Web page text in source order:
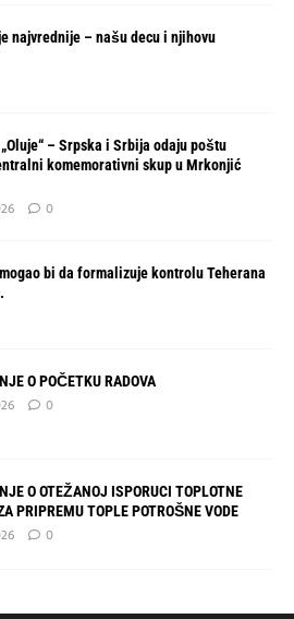
najvrednije – našu decu i njihovu
– Srpska i Srbija odaju poštu
komemorativni skup u Mrkonjić
0
bi da formalizuje kontrolu Teherana
O POČETKU RADOVA
0
O OTEŽANOJ ISPORUCI TOPLOTNE
PRIPREMU TOPLE POTROŠNE VODE
0